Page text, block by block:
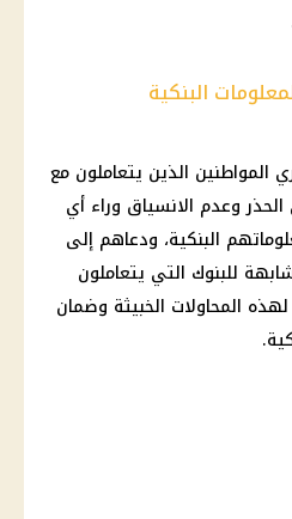
البنكية
المواطنين الذين يتعاملون مع
وعدم الانسياق وراء أي
البنكية، ودعاهم إلى
للبنوك التي يتعاملون
المحاولات الخبيثة وضمان